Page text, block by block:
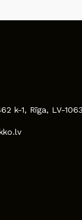
k-1, Rīga, LV-1063